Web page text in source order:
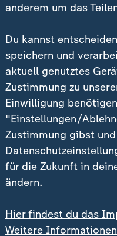
SC Magdeburg
Handball-
anderem um das
Du kannst
speichern und
aktuell genutztes
Zustimmung zu
Einwilligung
"Einstellungen/
Zustimmung gibst
für die Zukunft in
ändern.
Hier findest du das
Weitere